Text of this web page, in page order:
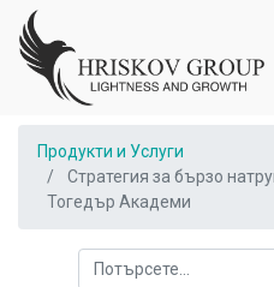
Продукти и Услуги
Стратегия за бързо
Тогедър Академи